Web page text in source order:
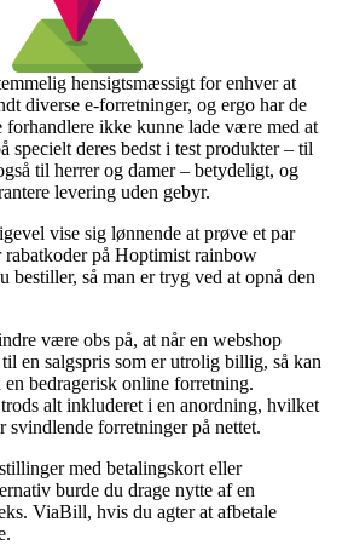
hensigtsmæssigt for enhver at
diverse e-forretninger, og ergo har de
ikke kunne lade være med at
specielt deres bedst i test produkter – til
til herrer og damer – betydeligt, og
levering uden gebyr.
vise sig lønnende at prøve et par
rabatkoder på Hoptimist rainbow
bestiller, så man er tryg ved at opnå den
være obs på, at når en webshop
en salgspris som er utrolig billig, så kan
bedragerisk online forretning.
alt inkluderet i en anordning, hvilket
svindlende forretninger på nettet.
med betalingskort eller
burde du drage nytte af en
ViaBill, hvis du agter at afbetale